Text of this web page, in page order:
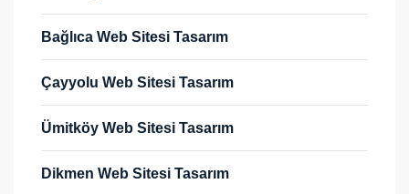
Bağlıca Web Sitesi Tasarım
Çayyolu Web Sitesi Tasarım
Ümitköy Web Sitesi Tasarım
Dikmen Web Sitesi Tasarım